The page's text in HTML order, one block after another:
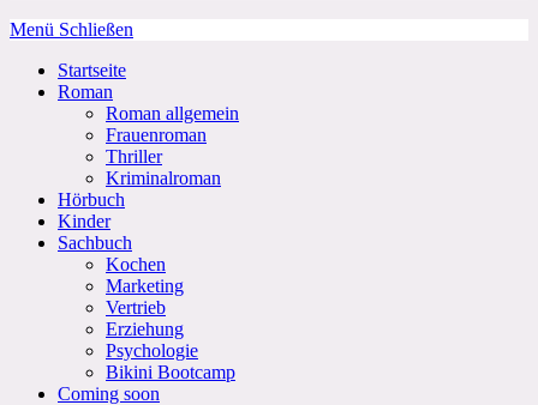
Menü Schließen
Startseite
Roman
Roman allgemein
Frauenroman
Thriller
Kriminalroman
Hörbuch
Kinder
Sachbuch
Kochen
Marketing
Vertrieb
Erziehung
Psychologie
Bikini Bootcamp
Coming soon